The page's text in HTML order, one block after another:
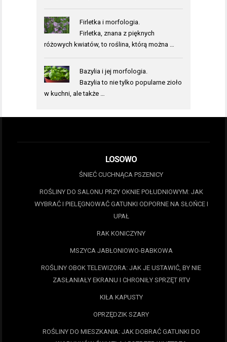
Firletka i morfologia.
Firletka, znana z pięknych
różowych kwiatów, to roślina, którą można …
Bazylia i jej morfologia.
Bazylia to nie tylko popularne zioło
w kuchni, ale także …
LOSOWO
ŚNIEĆ CUCHNĄCA PSZENICY
ROŚLINY DO SALONU PRZY OKNIE POŁUDNIOWYM: JAK
WYBRAĆ I PIELĘGNOWAĆ GATUNKI ODPORNE NA SŁOŃCE I
UPAŁ
RAK KONICZYNY
MSZYCA JABŁONIOWO-BABKOWA
ROŚLINY OBOK TELEWIZORA: JAK JE USTAWIĆ, BY NIE
ZASŁANIAŁY EKRANU I CHRONIŁY SPRZĘT RTV
KIŁA KAPUSTY
OPRZĘDZIK SZARY
ROŚLINY DO MIESZKANIA: JAK DOBRAĆ GATUNKI DO